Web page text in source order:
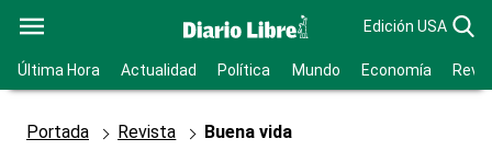
Edición USA
Última Hora Actualidad Política Mundo Economía
Portada Revista Buena vida